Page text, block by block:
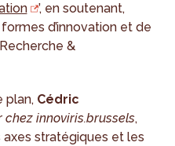
’, en soutenant,
d’innovation et de
&
plan, Cédric
chez innoviris.brussels,
stratégiques et les